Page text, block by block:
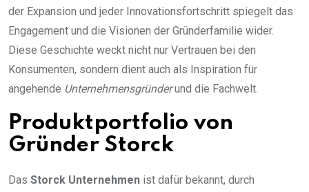
der Expansion und jeder Innovationsfortschritt spiegelt das
Engagement und die Visionen der Gründerfamilie wider.
Diese Geschichte weckt nicht nur Vertrauen bei den
Konsumenten, sondern dient auch als Inspiration für
angehende Unternehmensgründerund die Fachwelt.
Produktportfolio von
Gründer Storck
Das Storck Unternehmen ist dafür bekannt, durch